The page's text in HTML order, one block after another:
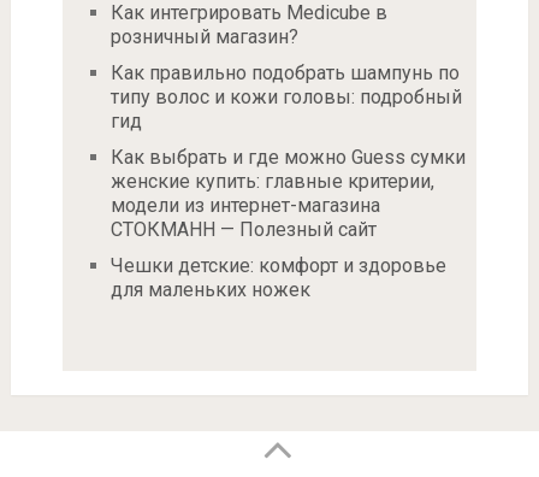
Как интегрировать Medicube в
розничный магазин?
Как правильно подобрать шампунь по
типу волос и кожи головы: подробный
гид
Как выбрать и где можно Guess сумки
женские купить: главные критерии,
модели из интернет-магазина
СТОКМАНН — Полезный сайт
Чешки детские: комфорт и здоровье
для маленьких ножек